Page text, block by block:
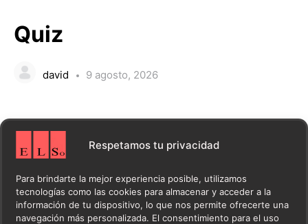
Respetamos tu privacidad
Para brindarte la mejor experiencia posible, utilizamos
tecnologías como las cookies para almacenar y acceder a la
información de tu dispositivo, lo que nos permite ofrecerte una
navegación más personalizada. El consentimiento para el uso
Quiz
david 9 agosto, 2026